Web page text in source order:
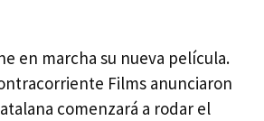
en marcha su nueva película.
Films anunciaron
comenzará a rodar el